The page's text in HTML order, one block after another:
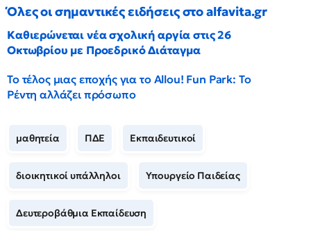
Όλες οι σημαντικές ειδήσεις στο alfavita.gr
Καθιερώνεται νέα σχολική αργία στις 26
Οκτωβρίου με Προεδρικό Διάταγμα
Το τέλος μιας εποχής για το Allou! Fun Park: Το
Ρέντη αλλάζει πρόσωπο
μαθητεία ΠΔΕ Εκπαιδευτικοί
διοικητικοί υπάλληλοι Υπουργείο Παιδείας
Δευτεροβάθμια Εκπαίδευση